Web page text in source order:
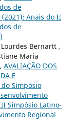
de
Anais do II
de
Bernartt ,
Maria
AVALIAÇÃO DOS
E
Simpósio
Simpósio Latino-
Regional